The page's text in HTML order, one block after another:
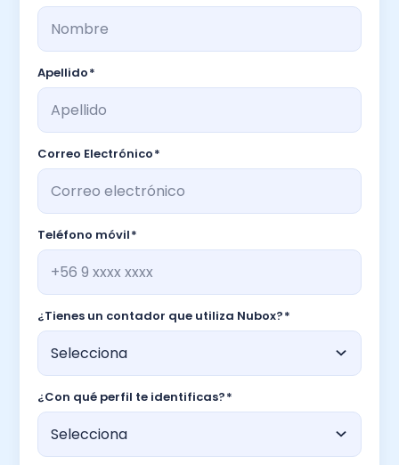
Apellido*
Correo Electrónico*
Teléfono móvil*
¿Tienes un contador que utiliza Nubox?*
¿Con qué perfil te identificas?*